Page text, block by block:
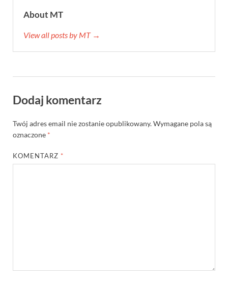
About MT
View all posts by MT →
Dodaj komentarz
Twój adres email nie zostanie opublikowany.Wymagane pola są
oznaczone *
KOMENTARZ *